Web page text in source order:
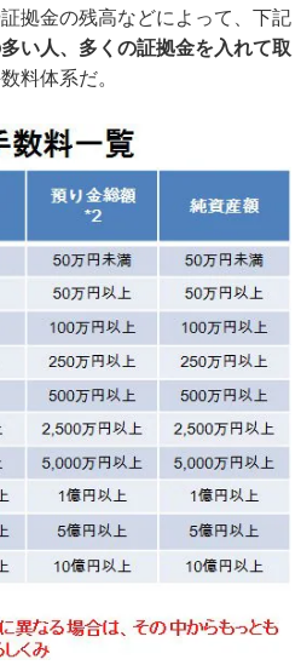
拠金の残高などによって、下記
い人、多くの証拠金を入れて取
料体系だ。